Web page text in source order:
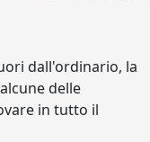
dall'ordinario, la
delle
in tutto il